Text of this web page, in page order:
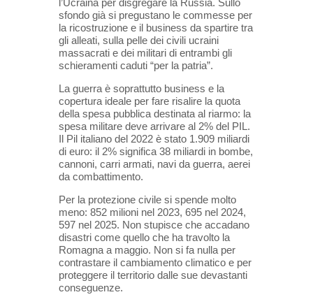
l’Ucraina per disgregare la Russia. Sullo
sfondo già si pregustano le commesse per
la ricostruzione e il business da spartire tra
gli alleati, sulla pelle dei civili ucraini
massacrati e dei militari di entrambi gli
schieramenti caduti “per la patria”.
La guerra è soprattutto business e la
copertura ideale per fare risalire la quota
della spesa pubblica destinata al riarmo: la
spesa militare deve arrivare al 2% del PIL.
Il Pil italiano del 2022 è stato 1.909 miliardi
di euro: il 2% significa 38 miliardi in bombe,
cannoni, carri armati, navi da guerra, aerei
da combattimento.
Per la protezione civile si spende molto
meno: 852 milioni nel 2023, 695 nel 2024,
597 nel 2025. Non stupisce che accadano
disastri come quello che ha travolto la
Romagna a maggio. Non si fa nulla per
contrastare il cambiamento climatico e per
proteggere il territorio dalle sue devastanti
conseguenze.